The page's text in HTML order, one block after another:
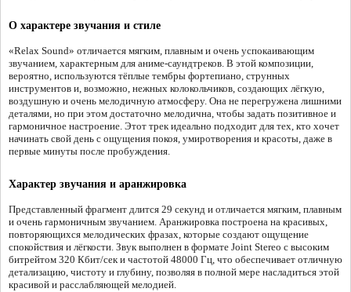
О характере звучания и стиле
«Relax Sound» отличается мягким, плавным и очень успокаивающим
звучанием, характерным для аниме-саундтреков. В этой композиции,
вероятно, используются тёплые тембры фортепиано, струнных
инструментов и, возможно, нежных колокольчиков, создающих лёгкую,
воздушную и очень мелодичную атмосферу. Она не перегружена лишними
деталями, но при этом достаточно мелодична, чтобы задать позитивное и
гармоничное настроение. Этот трек идеально подходит для тех, кто хочет
начинать свой день с ощущения покоя, умиротворения и красоты, даже в
первые минуты после пробуждения.
Характер звучания и аранжировка
Представленный фрагмент длится 29 секунд и отличается мягким, плавным
и очень гармоничным звучанием. Аранжировка построена на красивых,
повторяющихся мелодических фразах, которые создают ощущение
спокойствия и лёгкости. Звук выполнен в формате Joint Stereo с высоким
битрейтом 320 Кбит/сек и частотой 48000 Гц, что обеспечивает отличную
детализацию, чистоту и глубину, позволяя в полной мере насладиться этой
красивой и расслабляющей мелодией.